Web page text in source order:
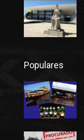
Populares